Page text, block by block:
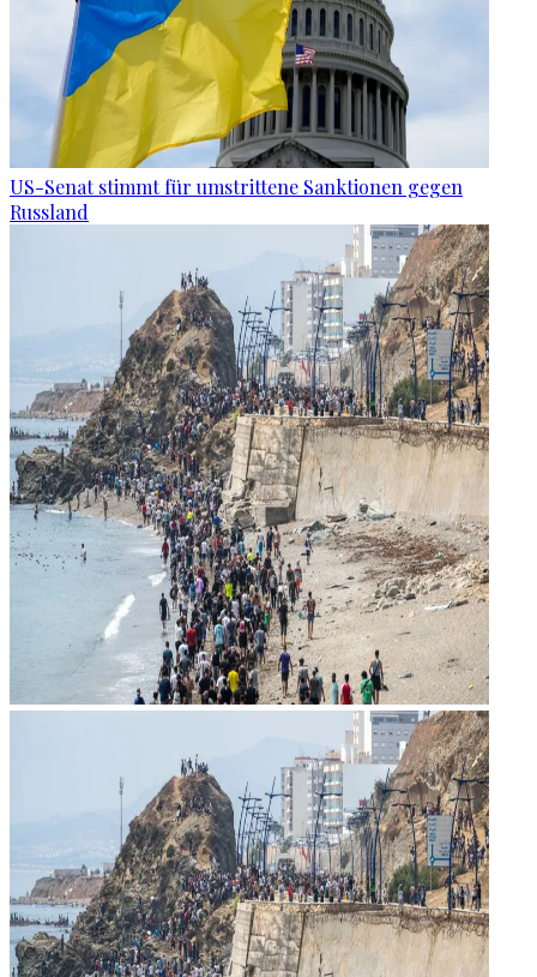
US-Senat stimmt für umstrittene Sanktionen gegen
Russland